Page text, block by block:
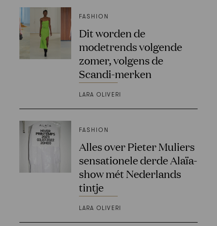
FASHION
Dit worden de
modetrends volgende
zomer, volgens de
Scandi-merken
LARA OLIVERI
FASHION
Alles over Pieter Muliers
sensationele derde Alaïa-
show mét Nederlands
tintje
LARA OLIVERI